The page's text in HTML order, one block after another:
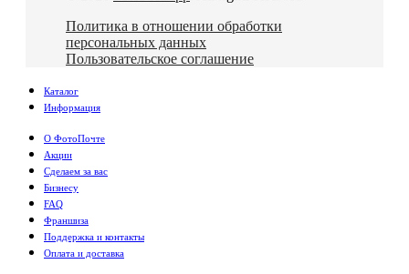
Политика в отношении обработки
персональных данных
Пользовательское соглашение
Каталог
Информация
О ФотоПочте
Акции
Сделаем за вас
Бизнесу
FAQ
Франшиза
Поддержка и контакты
Оплата и доставка